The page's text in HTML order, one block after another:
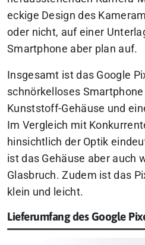
eckige Design des
oder nicht, auf einer
Smartphone aber plan auf.
Insgesamt ist das Google
schnörkelloses
Kunststoff-Gehäuse und
Im Vergleich mit
hinsichtlich der Optik
ist das Gehäuse aber auch
Glasbruch. Zudem ist das
klein und leicht.
Lieferumfang des Google